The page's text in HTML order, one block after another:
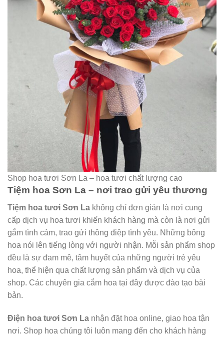
Shop hoa tươi Sơn La – hoa tươi chất lượng cao
Tiệm hoa Sơn La – nơi trao gửi yêu thương
Tiệm hoa tươi Sơn La không chỉ đơn giản là nơi cung
cấp dịch vụ hoa tươi khiến khách hàng mà còn là nơi gửi
gắm tình cảm, trao gửi thông điệp tình yêu. Những bông
hoa nói lên tiếng lòng với người nhận. Mỗi sản phẩm shop
đều là sự đam mê, tâm huyết của những người trẻ yêu
hoa, thể hiện qua chất lượng sản phẩm và dịch vụ của
shop. Các chuyên gia cắm hoa tại đây được đào tạo bài
bản.
Điện hoa tươi Sơn La nhận đặt hoa online, giao hoa tận
nơi. Shop hoa chúng tôi luôn mang đến cho khách hàng